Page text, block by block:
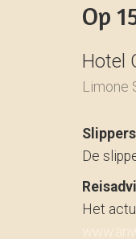
Op
Hotel
Limone
Slippers
De
Het